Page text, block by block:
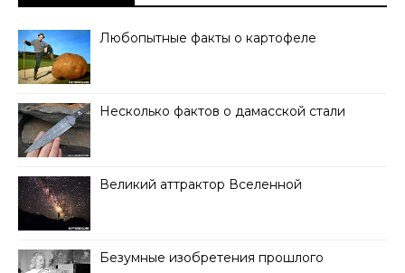
Любопытные факты о картофеле
Несколько фактов о дамасской стали
Великий аттрактор Вселенной
Безумные изобретения прошлого